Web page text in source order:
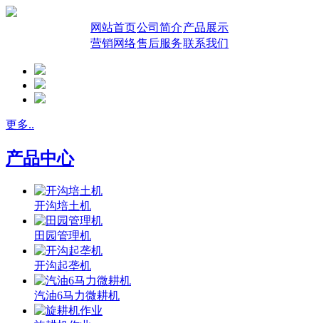
网站首页公司简介产品展示
营销网络售后服务联系我们
更多..
产品中心
开沟培土机
田园管理机
开沟起垄机
汽油6马力微耕机